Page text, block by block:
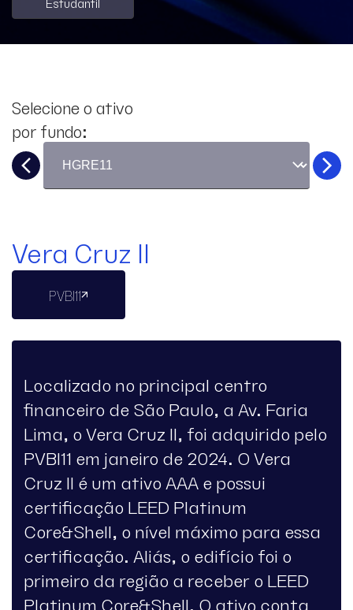
Selecione o ativo
por fundo:
Vera Cruz II
PVBI11
Localizado no principal centro
financeiro de São Paulo, a Av. Faria
Lima, o Vera Cruz II, foi adquirido pelo
PVBI11 em janeiro de 2024. O Vera
Cruz II é um ativo AAA e possui
certificação LEED Platinum
Core&Shell, o nível máximo para essa
certificação. Aliás, o edifício foi o
primeiro da região a receber o LEED
Platinum Core&Shell. O ativo conta